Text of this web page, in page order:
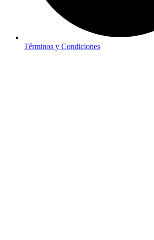
Términos y Condiciones